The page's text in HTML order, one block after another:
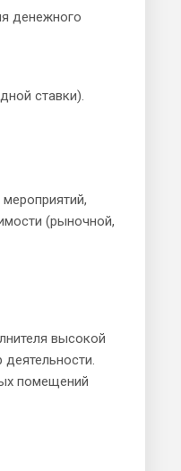
денежного
ставки).
(рыночной,
высокой
помещений